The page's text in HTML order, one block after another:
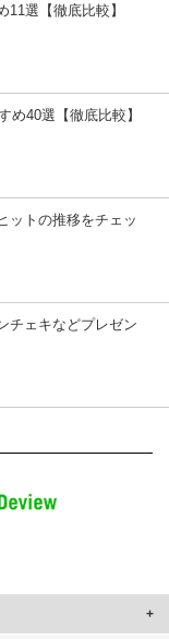
選【徹底比較】
め40選【徹底比較】
ットの推移をチェッ
チェキなどプレゼン